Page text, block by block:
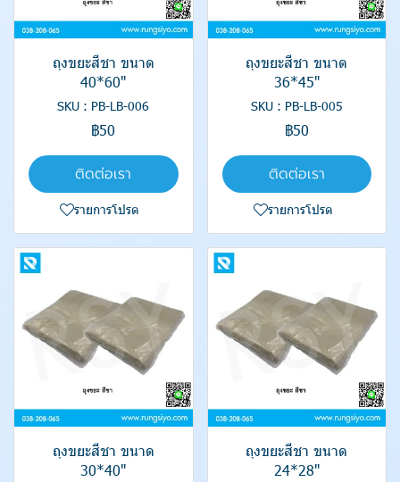
ถุงขยะสีชา ขนาด
40*60"
SKU : PB-LB-006
฿50
ติดต่อเรา
รายการโปรด
ถุงขยะสีชา ขนาด
36*45"
SKU : PB-LB-005
฿50
ติดต่อเรา
รายการโปรด
ถุงขยะสีชา ขนาด
30*40"
ถุงขยะสีชา ขนาด
24*28"